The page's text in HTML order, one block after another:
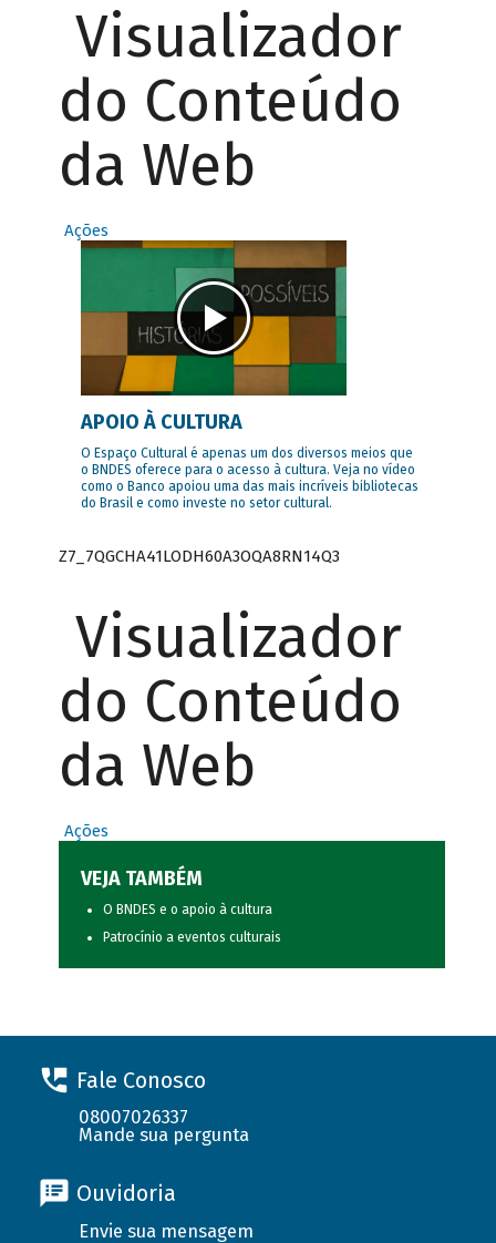
Visualizador
do Conteúdo
da Web
Ações
APOIO À CULTURA
O Espaço Cultural é apenas um dos diversos meios que
o BNDES oferece para o acesso à cultura. Veja no vídeo
como o Banco apoiou uma das mais incríveis bibliotecas
do Brasil e como investe no setor cultural.
Z7_7QGCHA41LODH60A3OQA8RN14Q3
Visualizador
do Conteúdo
da Web
Ações
VEJA TAMBÉM
O BNDES e o apoio à cultura
Patrocínio a eventos culturais
Fale Conosco
08007026337
Mande sua pergunta
Ouvidoria
Envie sua mensagem